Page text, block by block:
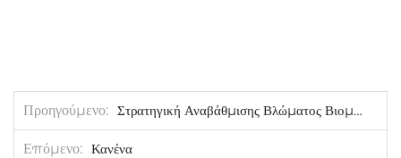
Προηγούμενο Στρατηγική Αναβάθμισης Βλώματος Βιομηχανίας JAMOOZ: Μείωση Εξόδων και Βελτίωση Επαγγελματικότητας με Αποτελέσματα
Επόμενο Κανένα